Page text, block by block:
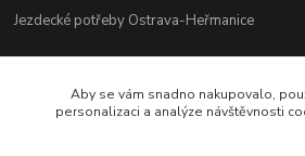
Jezdecké potřeby Ostrava-Heřmanice
Po-Pá 9:30 - 17:30
Aby se vám snadno nakupovalo,
personalizaci a analýze návštěvnosti